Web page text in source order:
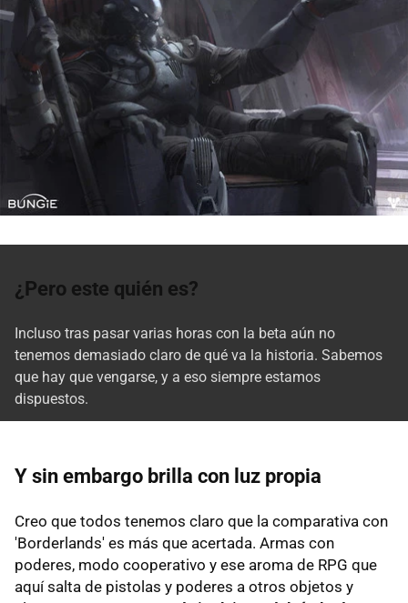
¿Pero este quién es?
Incluso tras pasar varias horas con la beta aún no
tenemos demasiado claro de qué va la historia. Sabemos
que hay que vengarse, y a eso siempre estamos
dispuestos.
Y sin embargo brilla con luz propia
Creo que todos tenemos claro que la comparativa con
'Borderlands' es más que acertada. Armas con
poderes, modo cooperativo y ese aroma de RPG que
aquí salta de pistolas y poderes a otros objetos y